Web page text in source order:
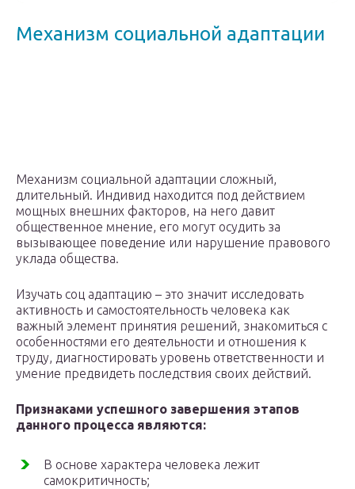
Механизм социальной адаптации
Механизм социальной адаптации сложный,
длительный. Индивид находится под действием
мощных внешних факторов, на него давит
общественное мнение, его могут осудить за
вызывающее поведение или нарушение правового
уклада общества.
Изучать соц адаптацию – это значит исследовать
активность и самостоятельность человека как
важный элемент принятия решений, знакомиться с
особенностями его деятельности и отношения к
труду, диагностировать уровень ответственности и
умение предвидеть последствия своих действий.
Признаками успешного завершения этапов
данного процесса являются:
В основе характера человека лежит
самокритичность;